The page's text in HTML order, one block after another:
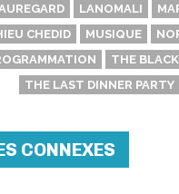
LANOMALI
CHEDID
MUSIQUE
THE
THE LAST DINNER PARTY
CONNEXES